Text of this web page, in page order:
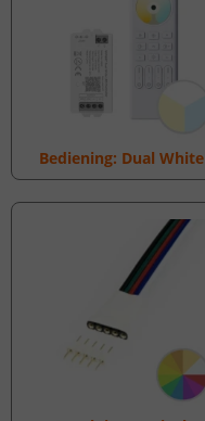
Bediening: Dual White